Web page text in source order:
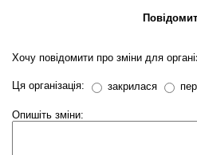
Хочу повідомити про зміни для
Ця організація: закрилася
Опишіть зміни: